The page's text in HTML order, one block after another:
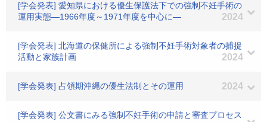
[学会発表] 愛知県における優生保護法下での強制不妊手術の
運用実態―1966年度～1971年度を中心に―
2024
[学会発表] 北海道の保健所による強制不妊手術対象者の捕捉
活動と家族計画
2024
[学会発表] 占領期沖縄の優生法制とその運用 2024
[学会発表] 公文書にみる強制不妊手術の申請と審査プロセス